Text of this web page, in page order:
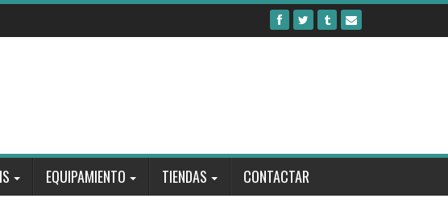
EQUIPAMIENTO TIENDAS CONTACTAR